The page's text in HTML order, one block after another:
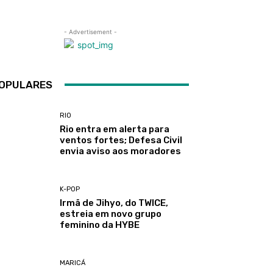
- Advertisement -
RIO
Rio entra em alerta para
ventos fortes; Defesa Civil
envia aviso aos moradores
K-POP
Irmã de Jihyo, do TWICE,
estreia em novo grupo
feminino da HYBE
MARICÁ